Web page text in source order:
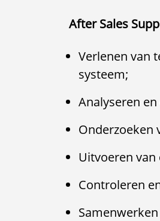
After Sales
Verlenen van
systeem;
Analyseren
Onderzoeken
Uitvoeren
Controleren